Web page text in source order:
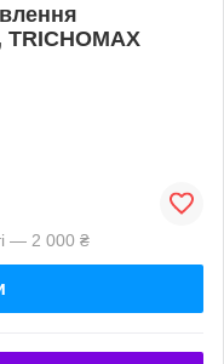
— 2 000 ₴